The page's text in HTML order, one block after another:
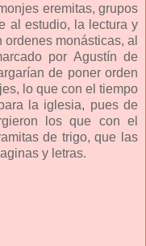
eremitas, grupos
al estudio, la lectura y
monásticas, al
por Agustín de
de poner orden
lo que con el tiempo
la iglesia, pues de
los que con el
de trigo, que las
y letras.